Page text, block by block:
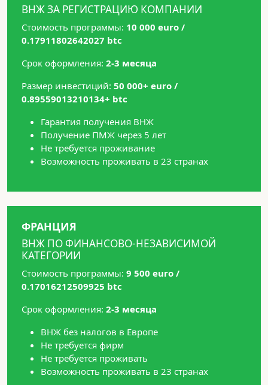
ВНЖ ЗА РЕГИСТРАЦИЮ КОМПАНИИ
Стоимость программы: 10 000 euro /
0.17911802642027 btc
Срок оформления: 2-3 месяца
Размер инвестиций: 50 000+ euro /
0.89559013210134+ btc
Гарантия получения ВНЖ
Получение ПМЖ через 5 лет
Не требуется проживание
Возможность проживать в 23 странах
ФРАНЦИЯ
ВНЖ ПО ФИНАНСОВО-НЕЗАВИСИМОЙ
КАТЕГОРИИ
Стоимость программы: 9 500 euro /
0.17016212509925 btc
Срок оформления: 2-3 месяца
ВНЖ без налогов в Европе
Не требуется фирм
Не требуется проживать
Возможность проживать в 23 странах